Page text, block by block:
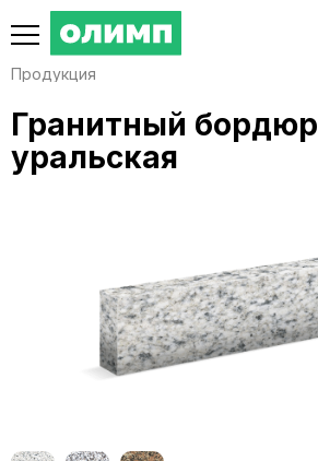
Продукция
Гранитный бордюр
уральская